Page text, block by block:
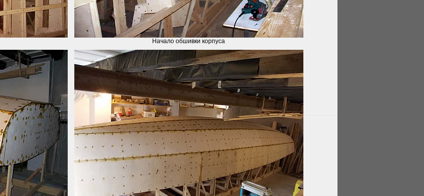
Начало обшивки корпуса